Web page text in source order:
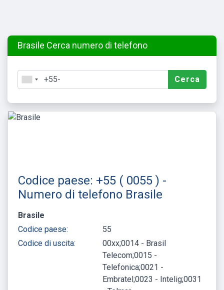
Brasile Cerca numero di telefono
Cerca
Codice paese: +55 ( 0055 ) -
Numero di telefono Brasile
Brasile
Codice paese:
55
Codice di uscita:
00xx;0014 - Brasil
Telecom;0015 -
Telefonica;0021 -
Embratel;0023 - Intelig;0031